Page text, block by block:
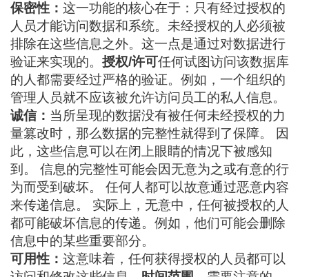
保密性：这一功能的核心在于：只有经过授权的
人员才能访问数据和系统。未经授权的人必须被
排除在这些信息之外。这一点是通过对数据进行
验证来实现的。授权/许可任何试图访问该数据库
的人都需要经过严格的验证。例如，一个组织的
管理人员就不应该被允许访问员工的私人信息。
诚信： 当所呈现的数据没有被任何未经授权的力
量篡改时，那么数据的完整性就得到了保障。 因
此，这些信息可以在闭上眼睛的情况下被感知
到。 信息的完整性可能会因无意为之或有意的行
为而受到破坏。 任何人都可以故意通过恶意内容
来传递信息。 实际上，无意中，任何被授权的人
都可能破坏信息的传递。例如，他们可能会删除
信息中的某些重要部分。
可用性：这意味着，任何获得授权的人员都可以